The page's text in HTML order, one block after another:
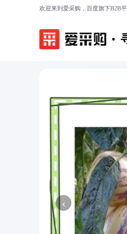
欢迎来到爱采购，百度旗下B2B
‹